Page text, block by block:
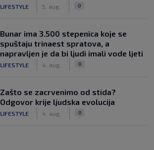
LIFESTYLE 5. aug. 0
Bunar imа 3.500 stepenica koje se
spuštaju trinaest spratova, a
napravljen je da bi ljudi imali vode ljeti
LIFESTYLE 4. aug. 0
Zašto se zacrvenimo od stida?
Odgovor krije ljudska evolucija
LIFESTYLE 4. aug. 0